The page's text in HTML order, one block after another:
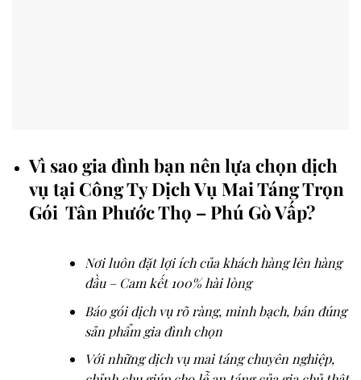
Vì sao gia đình bạn nên lựa chọn dịch
vụ tại Công Ty Dịch Vụ Mai Táng Trọn
Gói Tân Phước Thọ – Phú Gò Vấp?
Nơi luôn đặt lợi ích của khách hàng lên hàng
đầu – Cam kết 100% hài lòng
Báo gói dịch vụ rõ ràng, minh bạch, bán đúng
sản phẩm gia đình chọn
Với những dịch vụ mai táng chuyên nghiệp,